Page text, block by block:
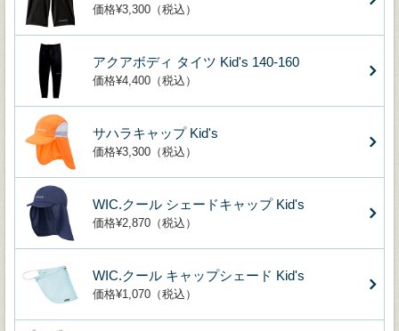
価格¥3,300（税込）
アクアボディ タイツ Kid's 140-160
価格¥4,400（税込）
サハラキャップ Kid's
価格¥3,300（税込）
WIC.クール シェードキャップ Kid's
価格¥2,870（税込）
WIC.クール キャップシェード Kid's
価格¥1,070（税込）